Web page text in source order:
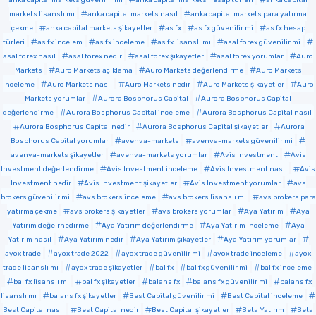
markets lisanslı mı
anka capital markets nasıl
anka capital markets para yatırma
çekme
anka capital markets şikayetler as fx as fx güvenilir mi
as fx hesap
türleri
as fx incelem as fx inceleme as fx lisanslı mı
asal forex güvenilir mi
asal forex nasıl
asal forex nedir asal forex şikayetler asal forex yorumlar
Auro
Markets
Auro Markets açıklama Auro Markets değerlendirme
Auro Markets
inceleme
Auro Markets nasıl Auro Markets nedir Auro Markets şikayetler
Auro
Markets yorumlar
Aurora Bosphorus Capital
Aurora Bosphorus Capital
değerlendirme
Aurora Bosphorus Capital inceleme
Aurora Bosphorus Capital nasıl
Aurora Bosphorus Capital nedir
Aurora Bosphorus Capital şikayetler
Aurora
Bosphorus Capital yorumlar
avenva-markets
avenva-markets güvenilir mi
avenva-markets şikayetler
avenva-markets yorumlar Avis Investment
Avis
Investment değerlendirme
Avis Investment inceleme Avis Investment nasıl
Avis
Investment nedir
Avis Investment şikayetler Avis Investment yorumlar
avs
brokers güvenilir mi
avs brokers inceleme avs brokers lisanslı mı
avs brokers para
yatırma çekme
avs brokers şikayetler avs brokers yorumlar Aya Yatırım
Aya
Yatırım değelrnedirme
Aya Yatırım değerlendirme Aya Yatırım inceleme
Aya
Yatırım nasıl
Aya Yatırım nedir Aya Yatırım şikayetler
Aya Yatırım yorumlar
ayox trade
ayox trade 2022 ayox trade güvenilir mi ayox trade inceleme
ayox
trade lisanslı mı
ayox trade şikayetler bal fx bal fx güvenilir mi
bal fx inceleme
bal fx lisanslı mı
bal fx şikayetler balans fx balans fx güvenilir mi
balans fx
lisanslı mı
balans fx şikayetler Best Capital güvenilir mi
Best Capital inceleme
Best Capital nasıl
Best Capital nedir Best Capital şikayetler Beta Yatırım
Beta